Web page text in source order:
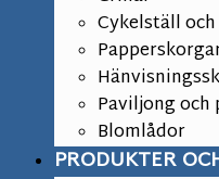
Cykelställ
Paviljong och
Blomlådor
PRODUKTER